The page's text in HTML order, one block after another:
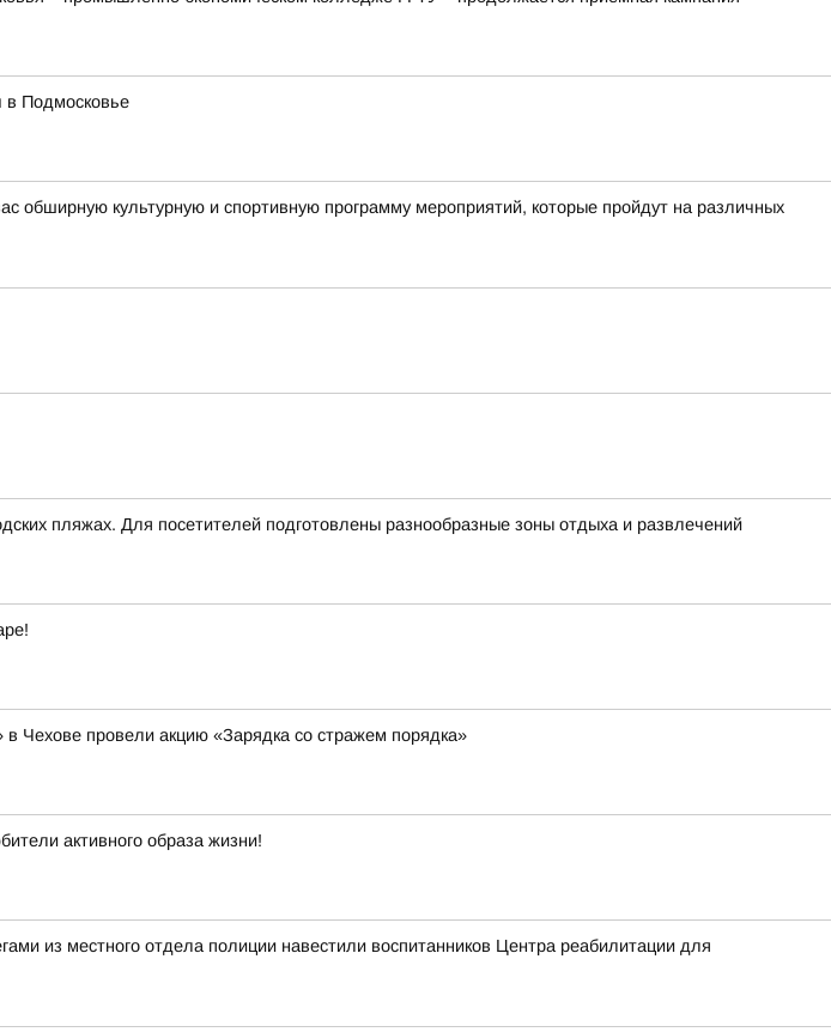
в Подмосковье
культурную и спортивную программу мероприятий, которые пройдут на различных
пляжах. Для посетителей подготовлены разнообразные зоны отдыха и развлечений
Чехове провели акцию «Зарядка со стражем порядка»
активного образа жизни!
из местного отдела полиции навестили воспитанников Центра реабилитации для